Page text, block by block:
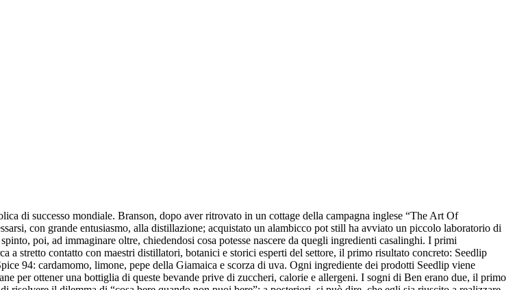
di successo mondiale. Branson, dopo aver ritrovato in un cottage della campagna inglese “The Art Of
con grande entusiasmo, alla distillazione; acquistato un alambicco pot still ha avviato un piccolo laboratorio di
poi, ad immaginare oltre, chiedendosi cosa potesse nascere da quegli ingredienti casalinghi. I primi
stretto contatto con maestri distillatori, botanici e storici esperti del settore, il primo risultato concreto: Seedlip
94: cardamomo, limone, pepe della Giamaica e scorza di uva. Ogni ingrediente dei prodotti Seedlip viene
per ottener una bottiglia di queste bevande prive di zuccheri, calorie e allergeni. I sogni di Ben erano due, il primo